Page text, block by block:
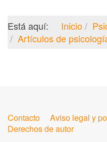
Está aquí: Inicio
Artículos de
Contacto Aviso legal y
Derechos de autor